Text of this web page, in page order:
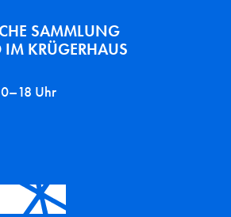
SAMMLUNG
IM KRÜGERHAUS
Uhr